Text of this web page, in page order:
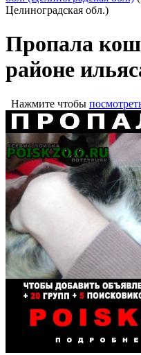
Целиноградская обл.)
Пропала
районе
Нажмите чтобы